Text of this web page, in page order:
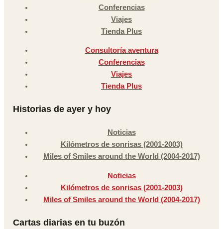
Conferencias
Viajes
Tienda Plus
Consultoría aventura
Conferencias
Viajes
Tienda Plus
Historias de ayer y hoy
Noticias
Kilómetros de sonrisas (2001-2003)
Miles of Smiles around the World (2004-2017)
Noticias
Kilómetros de sonrisas (2001-2003)
Miles of Smiles around the World (2004-2017)
Cartas diarias en tu buzón